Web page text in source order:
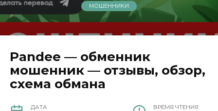
МОШЕННИКИ
Pandee — обменник
мошенник — отзывы, обзор,
схема обмана
ДАТА ВРЕМЯ ЧТЕНИЯ